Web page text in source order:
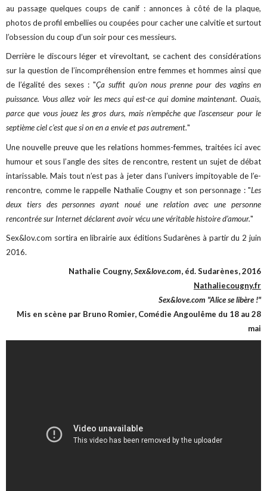
au passage quelques coups de canif : annonces à côté de la plaque,
photos de profil embellies ou coupées pour cacher une calvitie et surtout
l’obsession du coup d’un soir pour ces messieurs.
Derrière le discours léger et virevoltant, se cachent des considérations
sur la question de l’incompréhension entre femmes et hommes ainsi que
de l’égalité des sexes : "Ça suffit qu’on nous prenne pour des vagins en
puissance. Vous allez voir les mecs qui est-ce qui domine maintenant. Ouais,
parce que vous jouez les gros durs, mais n’empêche que l’ascenseur pour le
septième ciel c’est que si on en a envie et pas autrement."
Une nouvelle preuve que les relations hommes-femmes, traitées ici avec
humour et sous l’angle des sites de rencontre, restent un sujet de débat
intarissable. Mais tout n’est pas à jeter dans l’univers impitoyable de l’e-
rencontre, comme le rappelle Nathalie Cougny et son personnage : "Les
deux tiers des personnes ayant noué une relation avec une personne
rencontrée sur Internet déclarent avoir vécu une véritable histoire d’amour."
Sex&lov.com sortira en librairie aux éditions Sudarènes à partir du 2 juin
2016.
Nathalie Cougny,Sex&love.com, éd. Sudarènes, 2016
Nathaliecougny.fr
Sex&love.com "Alice se libère !"
Mis en scène par Bruno Romier, Comédie Angoulême du 18 au 28
mai